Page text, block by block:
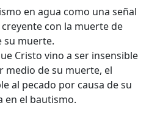
en agua como una señal
con la muerte de
su muerte.
Cristo vino a ser insensible
medio de su muerte, el
al pecado por causa de su
en el bautismo.